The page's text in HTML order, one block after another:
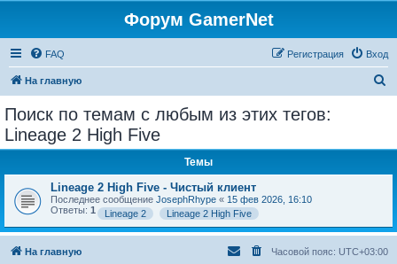
Форум GamerNet
FAQ Вход
Регистрация
На главную
Поиск по темам с любым из этих тегов:
Lineage 2 High Five
Темы
Lineage 2 High Five - Чистый клиент
Последнее сообщение JosephRhype « 15 фев 2026, 16:10
Ответы: 1 Lineage 2 Lineage 2 High Five
На главную Часовой пояс: UTC+03:00